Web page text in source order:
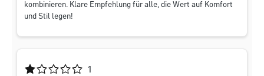
kombinieren. Klare Empfehlung für alle, die Wert auf Komfort
und Stil legen!
Durchschnittliche Bewertung von 1 von 5 Sternen
1